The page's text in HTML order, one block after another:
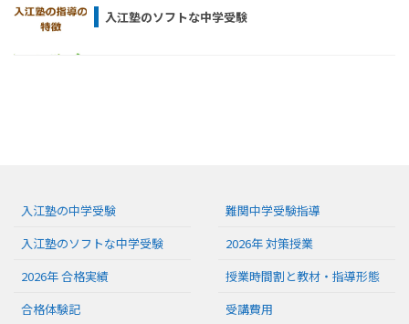
入江塾のソフトな中学受験
入江塾の中学受験
入江塾のソフトな中学受験
2026年 合格実績
合格体験記
難関中学受験指導
2026年 対策授業
授業時間割と教材・指導形態
受講費用